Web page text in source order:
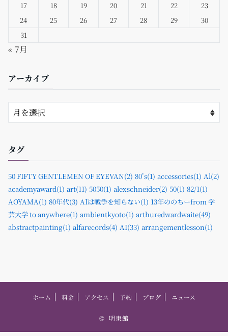
17
18 19 20 21 22
23
24
25 26 27 28 29
30
31
« 7月
アーカイブ
タグ
50 FIFTY GENTLEMEN OF EYEVAN(2) 80’s(1) accessories(1) Al(2)
academyaward(1) art(11) 5050(1) alexschneider(2) 50(1) 82/1(1)
AOYAMA(1) 80年代(3) AIは戦争を知らない(1) 13年ののちーfrom 学
芸大学 to anywhere(1) ambientkyoto(1) arthuredwardwaite(49)
abstractpainting(1) alfarecords(4) AI(33) arrangementlesson(1)
ホーム 料金 アクセス 予約 ブログ ニュース
© 明東館